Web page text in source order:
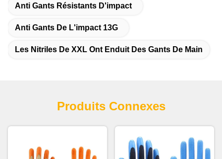
Anti Gants Résistants D'impact
Anti Gants De L'impact 13G
Les Nitriles De XXL Ont Enduit Des Gants De Main
Produits Connexes